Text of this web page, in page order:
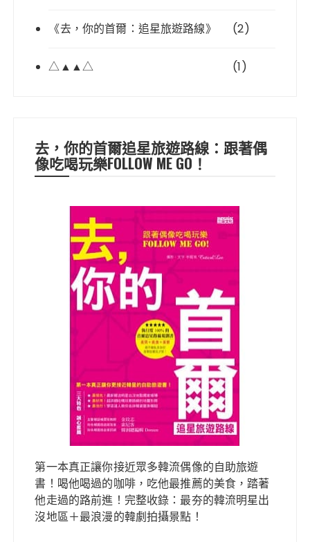
《去，你的首爾：追星旅遊路線》 (2)
△▲▲△ (1)
去，你的首爾追星旅遊路線：跟著偶
像吃喝玩樂FOLLOW ME GO！
第一本真正讓你接近眾多韓流偶像的自助旅遊
書！喝他喝過的咖啡，吃他最推薦的美食，踏著
他走過的路前進！完整收錄：最夯的韓流明星出
沒地區＋最浪漫的韓劇拍攝景點！